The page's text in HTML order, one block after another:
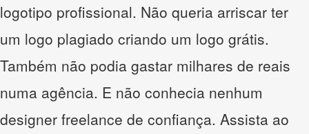
logotipo profissional. Não queria arriscar ter
um logo plagiado criando um logo grátis.
Também não podia gastar milhares de reais
numa agência. E não conhecia nenhum
designer freelance de confiança. Assista ao